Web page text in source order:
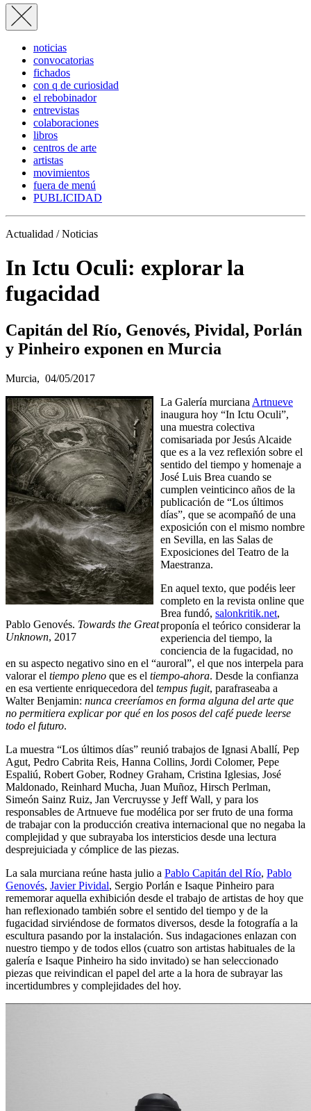
noticias
convocatorias
fichados
con q de curiosidad
el rebobinador
entrevistas
colaboraciones
libros
centros de arte
artistas
movimientos
fuera de menú
PUBLICIDAD
Actualidad / Noticias
In Ictu Oculi: explorar la
fugacidad
Capitán del Río, Genovés, Pividal, Porlán
y Pinheiro exponen en Murcia
Murcia, 04/05/2017
Pablo Genovés. Towards the Great
Unknown, 2017
La Galería murciana Artnueve
inaugura hoy “In Ictu Oculi”,
una muestra colectiva
comisariada por Jesús Alcaide
que es a la vez reflexión sobre el
sentido del tiempo y homenaje a
José Luis Brea cuando se
cumplen veinticinco años de la
publicación de “Los últimos
días”, que se acompañó de una
exposición con el mismo nombre
en Sevilla, en las Salas de
Exposiciones del Teatro de la
Maestranza.
En aquel texto, que podéis leer
completo en la revista online que
Brea fundó, salonkritik.net,
proponía el teórico considerar la
experiencia del tiempo, la
conciencia de la fugacidad, no
en su aspecto negativo sino en el “auroral”, el que nos interpela para
valorar el tiempo pleno que es el tiempo-ahora. Desde la confianza
en esa vertiente enriquecedora del tempus fugit, parafraseaba a
Walter Benjamin: nunca creeríamos en forma alguna del arte que
no permitiera explicar por qué en los posos del café puede leerse
todo el futuro.
La muestra “Los últimos días” reunió trabajos de Ignasi Aballí, Pep
Agut, Pedro Cabrita Reis, Hanna Collins, Jordi Colomer, Pepe
Espaliú, Robert Gober, Rodney Graham, Cristina Iglesias, José
Maldonado, Reinhard Mucha, Juan Muñoz, Hirsch Perlman,
Simeón Sainz Ruiz, Jan Vercruysse y Jeff Wall, y para los
responsables de Artnueve fue modélica por ser fruto de una forma
de trabajar con la producción creativa internacional que no negaba la
complejidad y que subrayaba los intersticios desde una lectura
desprejuiciada y cómplice de las piezas.
La sala murciana reúne hasta julio a Pablo Capitán del Río, Pablo
Genovés, Javier Pividal, Sergio Porlán e Isaque Pinheiro para
rememorar aquella exhibición desde el trabajo de artistas de hoy que
han reflexionado también sobre el sentido del tiempo y de la
fugacidad sirviéndose de formatos diversos, desde la fotografía a la
escultura pasando por la instalación. Sus indagaciones enlazan con
nuestro tiempo y de todos ellos (cuatro son artistas habituales de la
galería e Isaque Pinheiro ha sido invitado) se han seleccionado
piezas que reivindican el papel del arte a la hora de subrayar las
incertidumbres y complejidades del hoy.